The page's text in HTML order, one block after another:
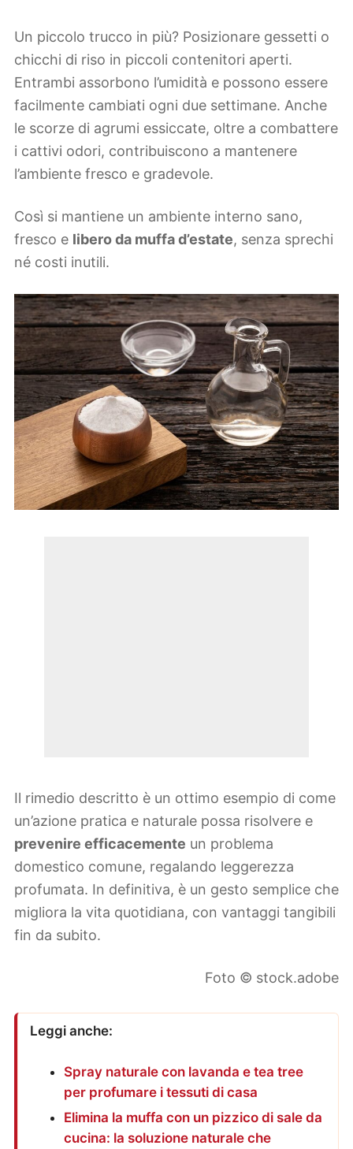
Un piccolo trucco in più? Posizionare gessetti o
chicchi di riso in piccoli contenitori aperti.
Entrambi assorbono l’umidità e possono essere
facilmente cambiati ogni due settimane. Anche
le scorze di agrumi essiccate, oltre a combattere
i cattivi odori, contribuiscono a mantenere
l’ambiente fresco e gradevole.
Così si mantiene un ambiente interno sano,
fresco e libero da muffa d’estate, senza sprechi
né costi inutili.
Il rimedio descritto è un ottimo esempio di come
un’azione pratica e naturale possa risolvere e
prevenire efficacemente un problema
domestico comune, regalando leggerezza
profumata. In definitiva, è un gesto semplice che
migliora la vita quotidiana, con vantaggi tangibili
fin da subito.
Foto © stock.adobe
Leggi anche:
Spray naturale con lavanda e tea tree
per profumare i tessuti di casa
Elimina la muffa con un pizzico di sale da
cucina: la soluzione naturale che